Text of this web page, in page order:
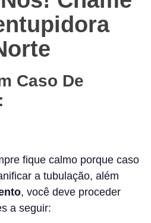
Caso De
fique calmo porque caso
a tubulação, além
, você deve proceder
a seguir: